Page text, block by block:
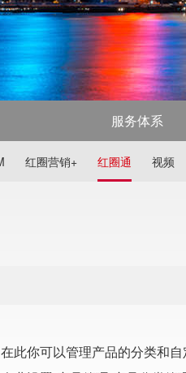
服务体系
红圈营销+ 红圈通 视频
此你可以管理产品的分类和